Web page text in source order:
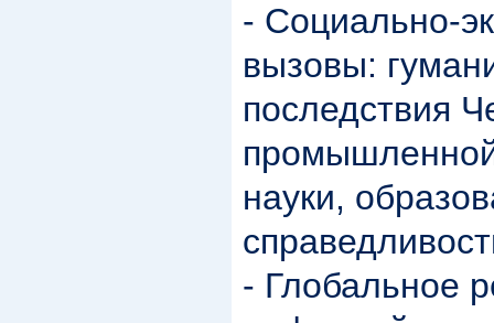
- Социально-
вызовы:
последствия
науки,
- Глобальное